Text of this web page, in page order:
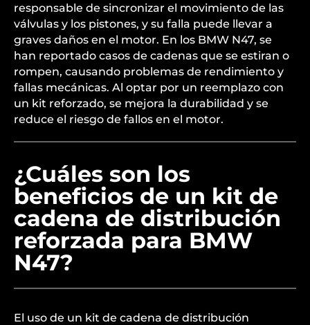
responsable de sincronizar el movimiento de las
válvulas y los pistones, y su falla puede llevar a
graves daños en el motor. En los BMW N47, se
han reportado casos de cadenas que se estiran o
rompen, causando problemas de rendimiento y
fallas mecánicas. Al optar por un reemplazo con
un kit reforzado, se mejora la durabilidad y se
reduce el riesgo de fallos en el motor.
¿Cuáles son los
beneficios de un kit de
cadena de distribución
reforzada para BMW
N47?
El uso de un kit de cadena de distribución